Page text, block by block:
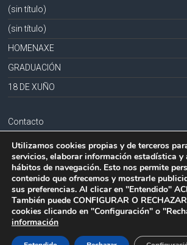
(sin título)
(sin título)
HOMENAXE
GRADUACIÓN
18 DE XUÑO
Contacto
Aviso legal
Política de privacidad
Política de cookies
Copyright © 2026
Todos los derechos reservados.
Utilizamos cookies propias y de terceros
servicios, elaborar información estadística y
hábitos de navegación. Esto nos permite
contenido que ofrecemos y mostrarle
sus preferencias. Al clicar en "Entendido"
También puede CONFIGURAR O
cookies clicando en "Configuración" o
información